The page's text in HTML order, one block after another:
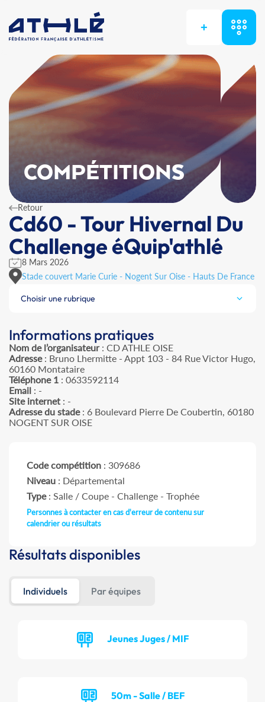
+
COMPÉTITIONS
Retour
Cd60 - Tour Hivernal Du
Challenge éQuip'athlé
8 Mars 2026
Stade couvert Marie Curie - Nogent Sur Oise - Hauts De France
Choisir une rubrique
Informations pratiques
Nom de l’organisateur: CD ATHLE OISE
Adresse: Bruno Lhermitte - Appt 103 - 84 Rue Victor Hugo,
60160 Montataire
Téléphone 1 : 0633592114
Email : -
Site internet : -
Adresse du stade: 6 Boulevard Pierre De Coubertin, 60180
NOGENT SUR OISE
Code compétition : 309686
Niveau : Départemental
Type: Salle / Coupe - Challenge - Trophée
Personnes à contacter en cas d'erreur de contenu sur
calendrier ou résultats
Résultats disponibles
Individuels Par équipes
Jeunes Juges / MIF
50m - Salle / BEF